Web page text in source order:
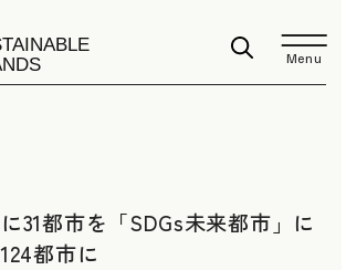
Menu
31都市を「SDGs未来都市」に
都市に